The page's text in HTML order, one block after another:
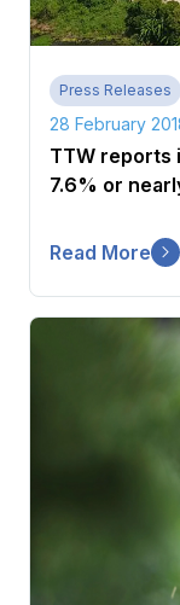
Press Releases
28 February
TTW reports
7.6% or
Read More